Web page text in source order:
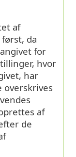
af
da
for
hvor
har
af
de